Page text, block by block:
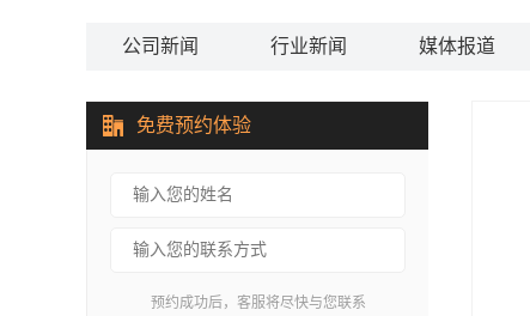
公司新闻 行业新闻 媒体报道
免费预约体验
预约成功后，客服将尽快与您联系